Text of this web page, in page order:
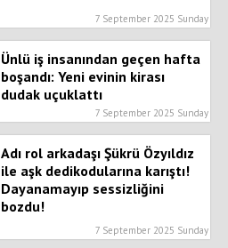
7 September 2025 Sunday
Ünlü iş insanından geçen hafta
boşandı: Yeni evinin kirası
dudak uçuklattı
7 September 2025 Sunday
Adı rol arkadaşı Şükrü Özyıldız
ile aşk dedikodularına karıştı!
Dayanamayıp sessizliğini
bozdu!
7 September 2025 Sunday